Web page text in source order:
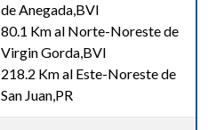
de Anegada,BVI
80.1 Km al Norte-Noreste de
Virgin Gorda,BVI
218.2 Km al Este-Noreste de
San Juan,PR